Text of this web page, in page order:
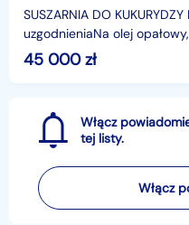
SUSZARNIA DO
uzgodnieniaNa olej
informacji udzielę
45 000zł
Włącz
tej listy.
Włącz